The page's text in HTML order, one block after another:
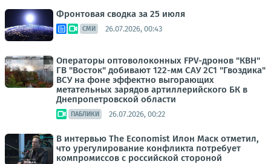
Фронтовая сводка за 25 июля
СМИ 26.07.2026, 00:43
Операторы оптоволоконных FPV-дронов "КВН"
ГВ "Восток" добивают 122-мм САУ 2С1 "Гвоздика"
ВСУ на фоне эффектно выгорающих
метательных зарядов артиллерийского БК в
Днепропетровской области
ПАБЛИКИ 26.07.2026, 00:22
В интервью The Economist Илон Маск отметил,
что урегулирование конфликта потребует
компромиссов с российской стороной